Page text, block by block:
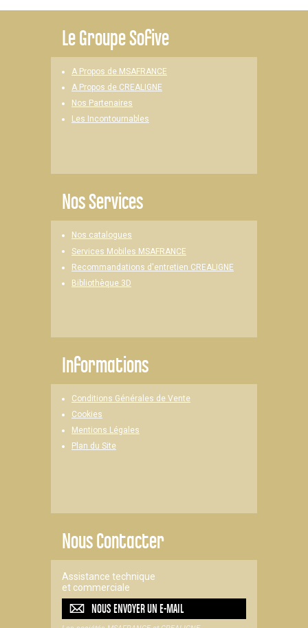
LeGroupe Sofive
A Propos de MSAFRANCE
A Propos de CREALIGNE
Nos Partenaires
Les Incontournables
Nos Services
Nos catalogues
Services Mobiles MSAFRANCE
Recommandations d'entretien CREALIGNE
Bibliothèque 3D
Informations
Conditions Générales de Vente
Cookies
Mentions Légales
Plan du Site
Nous Contacter
Assistance technique
et commerciale
NOUS ENVOYER UNE-MAIL